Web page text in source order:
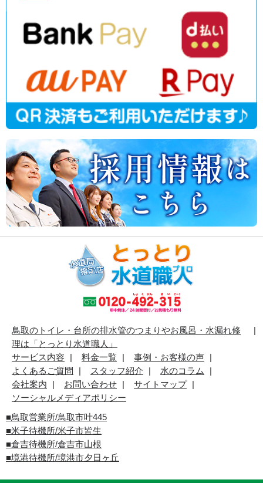
鳥取のトイレ・台所の排水管のつまりやお風呂・水漏れ修
理は「とっとり水道職人」
サービス内容
料金一覧
事例・お客様の声
よくあるご質問
スタッフ紹介
水のコラム
会社案内
お問い合わせ
サイトマップ
ソーシャルメディアポリシー
■鳥取営業所/鳥取市叶445
■米子待機所/米子市皆生
■倉吉待機所/倉吉市山根
■境港待機所/境港市夕日ヶ丘